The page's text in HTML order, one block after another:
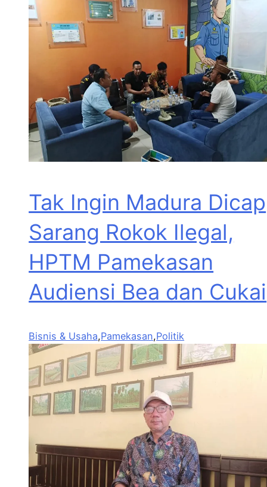
Tak Ingin Madura Dicap
Sarang Rokok Ilegal,
HPTM Pamekasan
Audiensi Bea dan Cukai
Bisnis & Usaha,Pamekasan,Politik